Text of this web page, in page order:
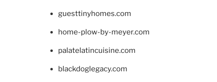
guesttinyhomes.com
home-plow-by-meyer.com
palatelatincuisine.com
blackdoglegacy.com